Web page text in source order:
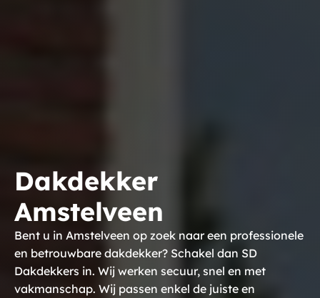
Dakdekker
Amstelveen
Bent u in Amstelveen op zoek naar een professionele
en betrouwbare dakdekker? Schakel dan SD
Dakdekkers in. Wij werken secuur, snel en met
vakmanschap. Wij passen enkel de juiste en